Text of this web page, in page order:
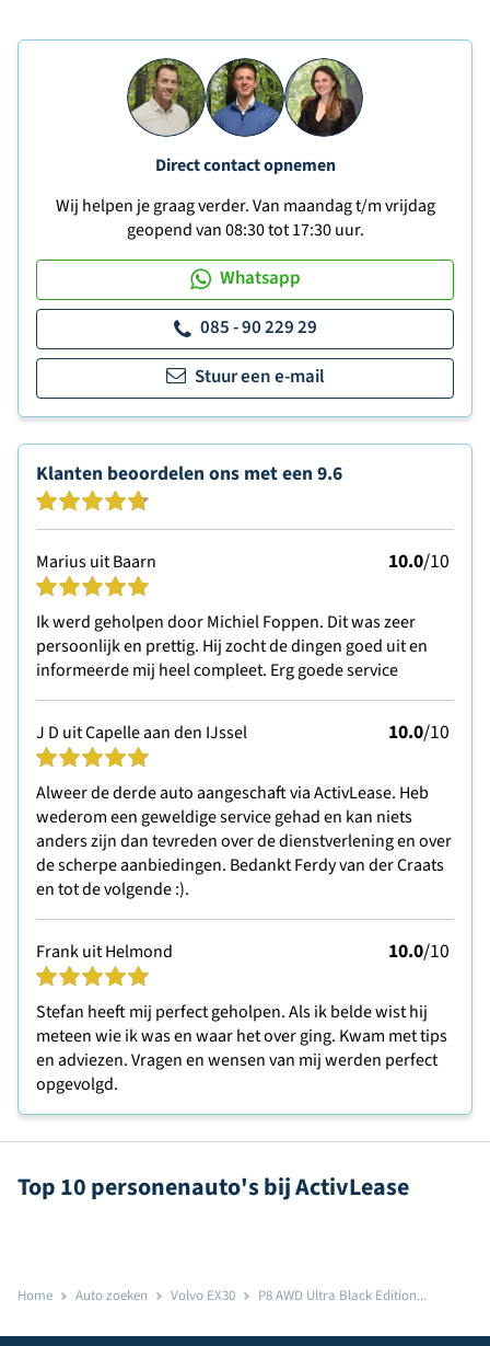
Direct contact opnemen
Wij helpen je graag verder. Van maandag t/m vrijdag
geopend van 08:30 tot 17:30 uur.
Whatsapp
085 - 90 229 29
Stuur een e-mail
Klanten beoordelen ons met een 9.6
Marius uit Baarn 10.0/10
Ik werd geholpen door Michiel Foppen. Dit was zeer
persoonlijk en prettig. Hij zocht de dingen goed uit en
informeerde mij heel compleet. Erg goede service
J D uit Capelle aan den IJssel 10.0/10
Alweer de derde auto aangeschaft via ActivLease. Heb
wederom een geweldige service gehad en kan niets
anders zijn dan tevreden over de dienstverlening en over
de scherpe aanbiedingen. Bedankt Ferdy van der Craats
en tot de volgende :).
Frank uit Helmond 10.0/10
Stefan heeft mij perfect geholpen. Als ik belde wist hij
meteen wie ik was en waar het over ging. Kwam met tips
en adviezen. Vragen en wensen van mij werden perfect
opgevolgd.
Top 10 personenauto's bij ActivLease
Home Auto zoeken Volvo EX30 P8 AWD Ultra Black Edition...